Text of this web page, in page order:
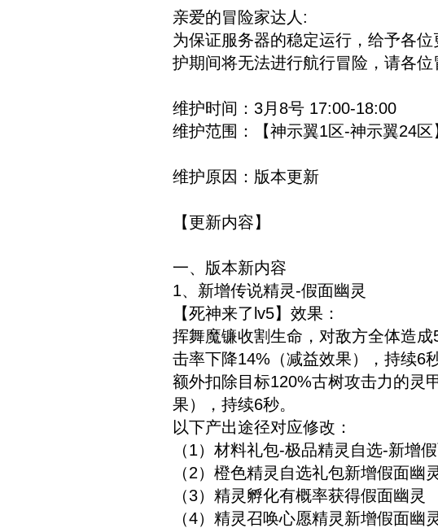
亲爱的冒险家达人:
为保证服务器的稳定运行，给予各
护期间将无法进行航行冒险，请各
维护时间：3月8号 17:00-18:00
维护范围：【神示翼1区-神示翼24区
维护原因：版本更新
【更新内容】
一、版本新内容
1、新增传说精灵-假面幽灵
【死神来了lv5】效果：
挥舞魔镰收割生命，对敌方全体造
击率下降14%（减益效果），持续6
额外扣除目标120%古树攻击力的灵
果），持续6秒。
以下产出途径对应修改：
（1）材料礼包-极品精灵自选-新增
（2）橙色精灵自选礼包新增假面幽
（3）精灵孵化有概率获得假面幽灵
（4）精灵召唤心愿精灵新增假面幽